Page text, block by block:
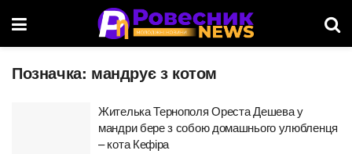
Позначка: мандрує з котом
Жителька Тернополя Ореста Дешева у
мандри бере з собою домашнього улюбленця
– кота Кефіра